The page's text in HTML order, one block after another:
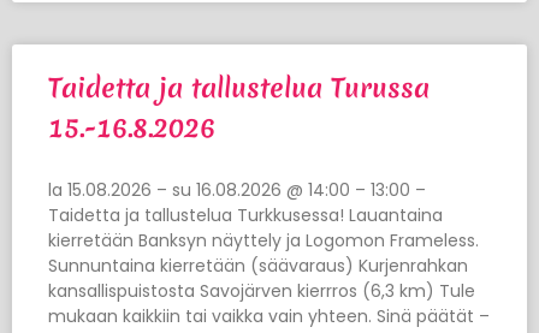
Taidetta ja tallustelua Turussa
15.-16.8.2026
la 15.08.2026 – su 16.08.2026 @ 14:00 – 13:00 –
Taidetta ja tallustelua Turkkusessa! Lauantaina
kierretään Banksyn näyttely ja Logomon Frameless.
Sunnuntaina kierretään (säävaraus) Kurjenrahkan
kansallispuistosta Savojärven kierrros (6,3 km) Tule
mukaan kaikkiin tai vaikka vain yhteen. Sinä päätät –